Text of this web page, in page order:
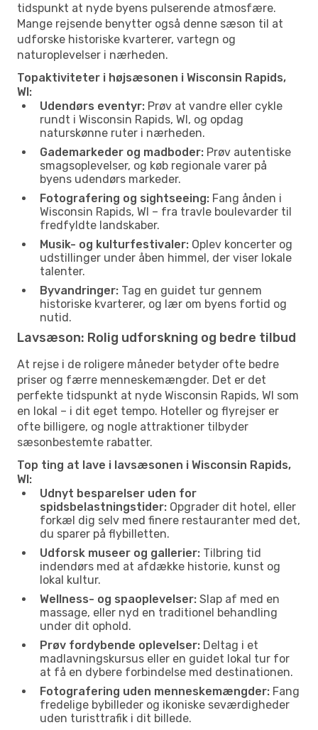
tidspunkt at nyde byens pulserende atmosfære.
Mange rejsende benytter også denne sæson til at
udforske historiske kvarterer, vartegn og
naturoplevelser i nærheden.
Topaktiviteter i højsæsonen i Wisconsin Rapids,
WI:
Udendørs eventyr: Prøv at vandre eller cykle
rundt i Wisconsin Rapids, WI, og opdag
naturskønne ruter i nærheden.
Gademarkeder og madboder: Prøv autentiske
smagsoplevelser, og køb regionale varer på
byens udendørs markeder.
Fotografering og sightseeing: Fang ånden i
Wisconsin Rapids, WI – fra travle boulevarder til
fredfyldte landskaber.
Musik- og kulturfestivaler: Oplev koncerter og
udstillinger under åben himmel, der viser lokale
talenter.
Byvandringer: Tag en guidet tur gennem
historiske kvarterer, og lær om byens fortid og
nutid.
Lavsæson: Rolig udforskning og bedre tilbud
At rejse i de roligere måneder betyder ofte bedre
priser og færre menneskemængder. Det er det
perfekte tidspunkt at nyde Wisconsin Rapids, WI som
en lokal – i dit eget tempo. Hoteller og flyrejser er
ofte billigere, og nogle attraktioner tilbyder
sæsonbestemte rabatter.
Top ting at lave i lavsæsonen i Wisconsin Rapids,
WI:
Udnyt besparelser uden for
spidsbelastningstider: Opgrader dit hotel, eller
forkæl dig selv med finere restauranter med det,
du sparer på flybilletten.
Udforsk museer og gallerier: Tilbring tid
indendørs med at afdække historie, kunst og
lokal kultur.
Wellness- og spaoplevelser: Slap af med en
massage, eller nyd en traditionel behandling
under dit ophold.
Prøv fordybende oplevelser: Deltag i et
madlavningskursus eller en guidet lokal tur for
at få en dybere forbindelse med destinationen.
Fotografering uden menneskemængder: Fang
fredelige bybilleder og ikoniske seværdigheder
uden turisttrafik i dit billede.